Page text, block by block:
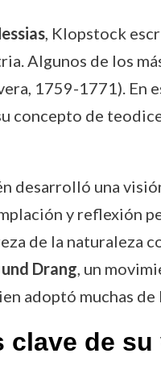
, Klopstock
Algunos de los
1759-1771). En
concepto de
desarrolló una
y reflexión
de la naturaleza
Drang, un
adoptó muchas
clave de